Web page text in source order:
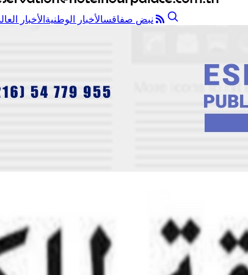
نبض صفاقسالأخبار الوطنية الأخبار